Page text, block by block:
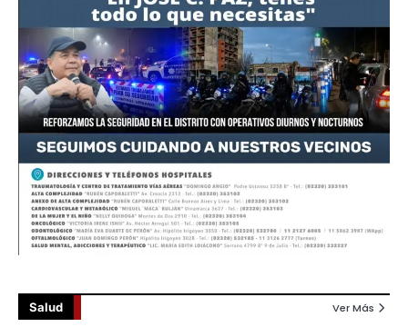
Salud Ver Más